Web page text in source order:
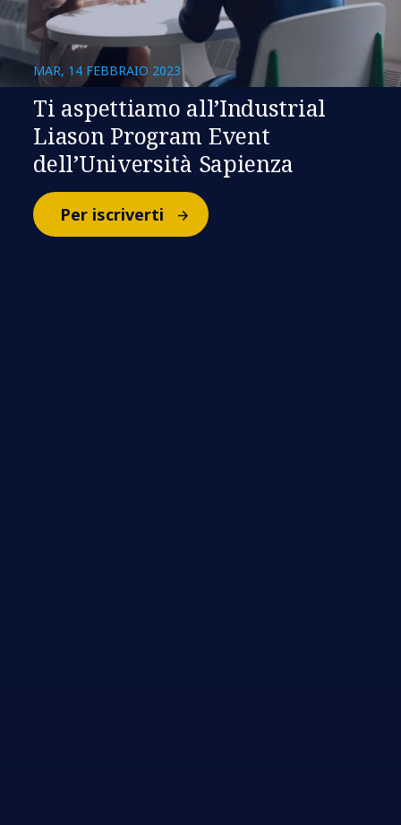
MAR, 14 FEBBRAIO 2023
Ti aspettiamo all’Industrial
Liason Program Event
dell’Università Sapienza
Per iscriverti